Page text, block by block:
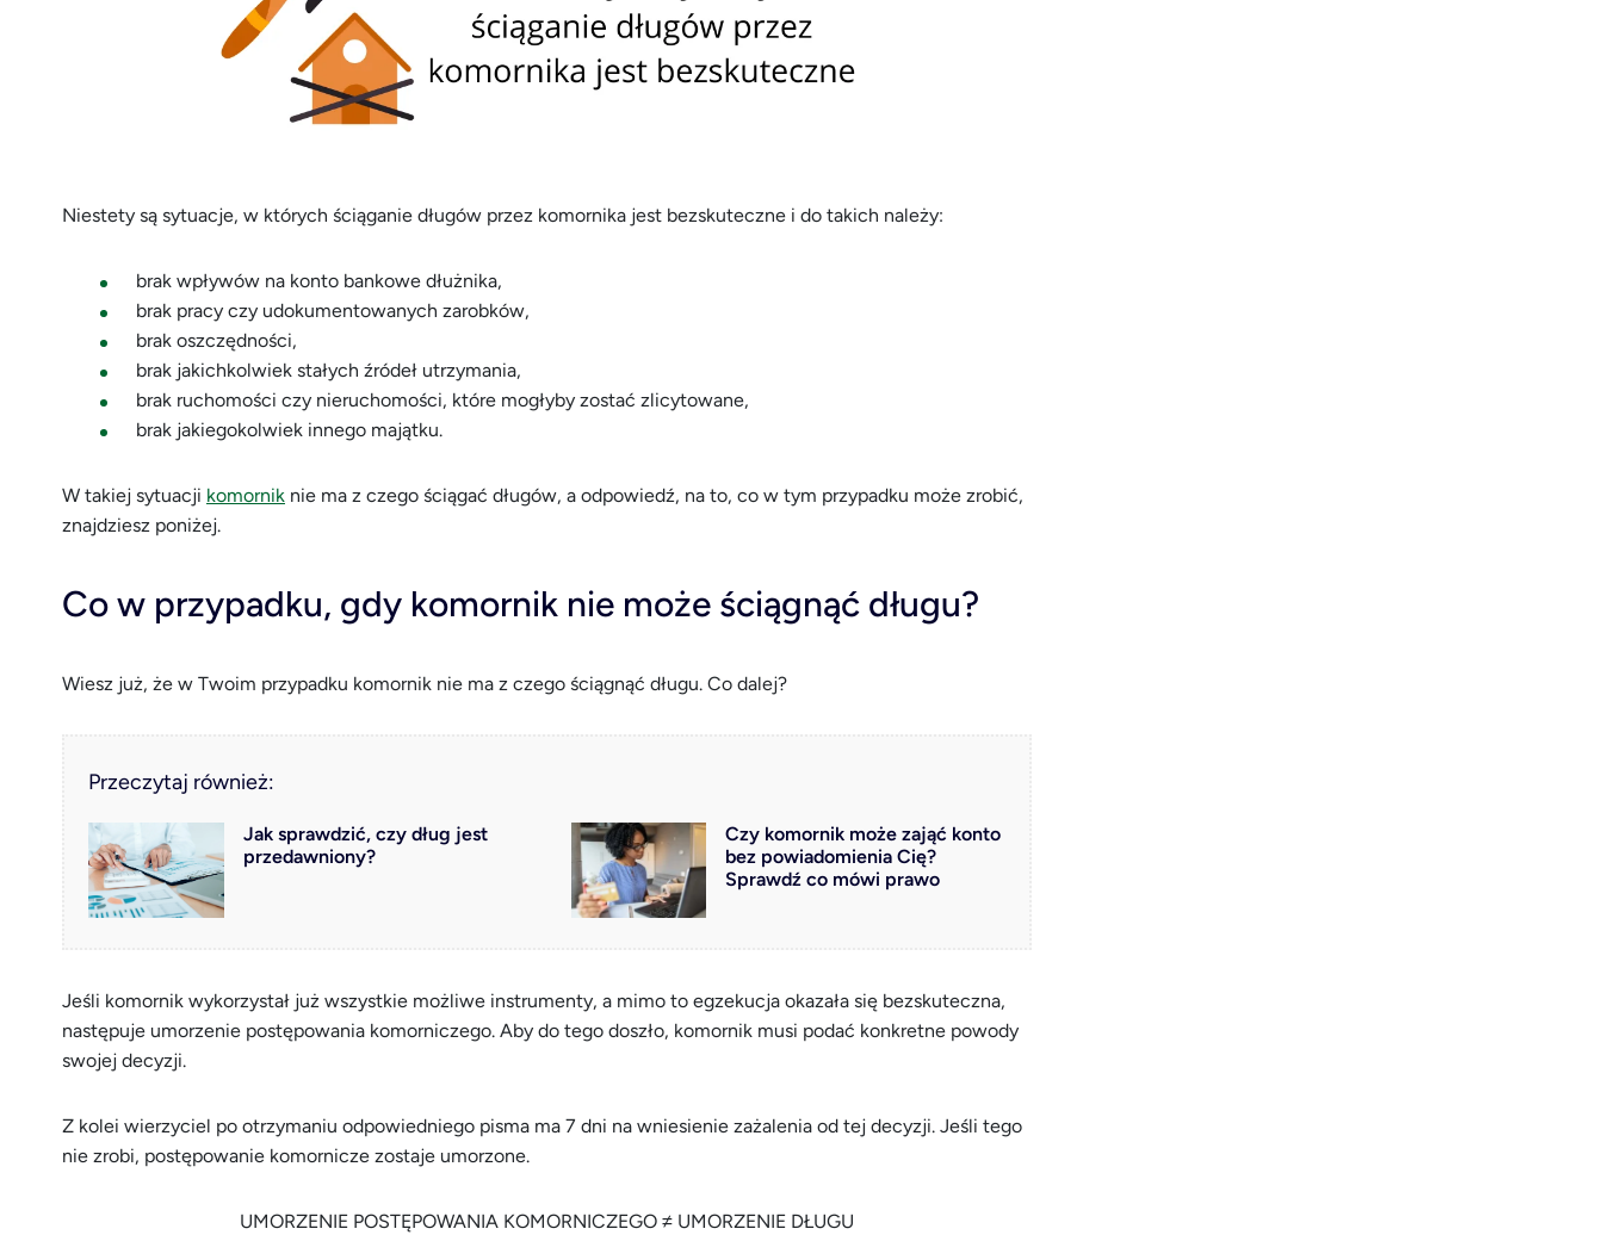
Niestety są sytuacje, w których ściąganie długów przez komornika jest bezskuteczne i do takich należy:
brak wpływów na konto bankowe dłużnika,
brak pracy czy udokumentowanych zarobków,
brak oszczędności,
brak jakichkolwiek stałych źródeł utrzymania,
brak ruchomości czy nieruchomości, które mogłyby zostać zlicytowane,
brak jakiegokolwiek innego majątku.
W takiej sytuacji komornik nie ma z czego ściągać długów, a odpowiedź, na to, co w tym przypadku może zrobić,
znajdziesz poniżej.
Co w przypadku, gdy komornik nie może ściągnąć długu?
Wiesz już, że w Twoim przypadku komornik nie ma z czego ściągnąć długu. Co dalej?
Przeczytaj również:
Jak sprawdzić, czy dług jest
przedawniony?
Czy komornik może zająć konto
bez powiadomienia Cię?
Sprawdź co mówi prawo
Jeśli komornik wykorzystał już wszystkie możliwe instrumenty, a mimo to egzekucja okazała się bezskuteczna,
następuje umorzenie postępowania komorniczego. Aby do tego doszło, komornik musi podać konkretne powody
swojej decyzji.
Z kolei wierzyciel po otrzymaniu odpowiedniego pisma ma 7 dni na wniesienie zażalenia od tej decyzji. Jeśli tego
nie zrobi, postępowanie komornicze zostaje umorzone.
UMORZENIE POSTĘPOWANIA KOMORNICZEGO ≠ UMORZENIE DŁUGU